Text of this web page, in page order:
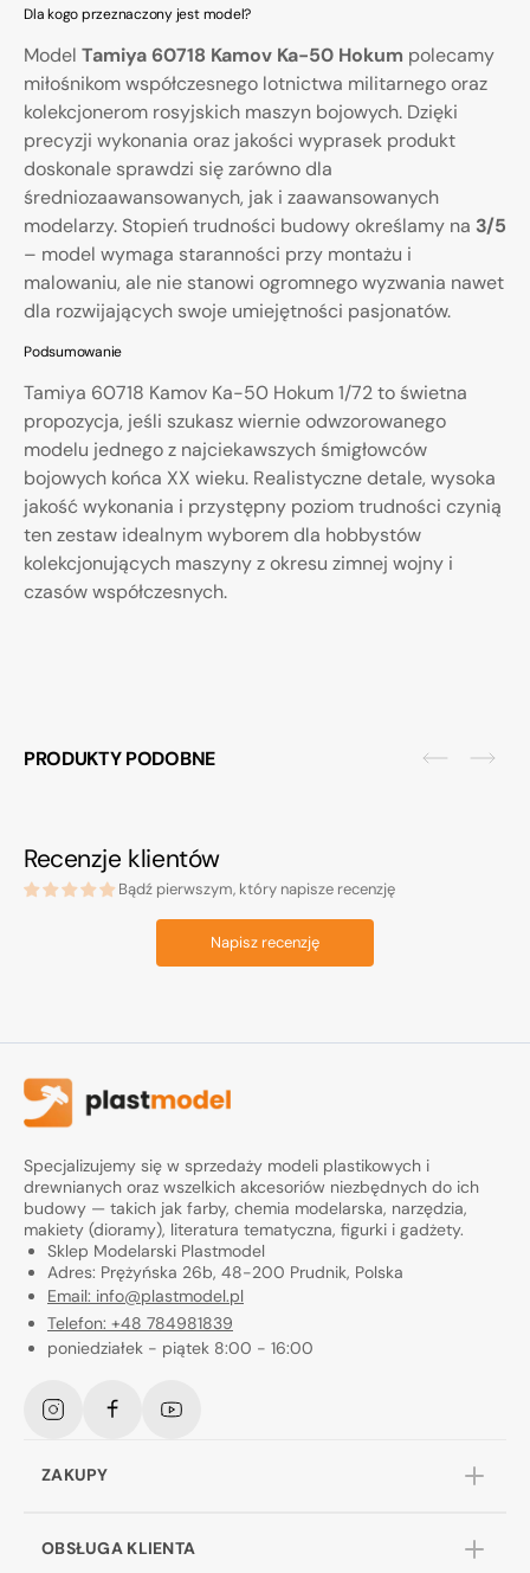
Dla kogo przeznaczony jest model?
Model Tamiya 60718 Kamov Ka-50 Hokum polecamy
miłośnikom współczesnego lotnictwa militarnego oraz
kolekcjonerom rosyjskich maszyn bojowych. Dzięki
precyzji wykonania oraz jakości wyprasek produkt
doskonale sprawdzi się zarówno dla
średniozaawansowanych, jak i zaawansowanych
modelarzy. Stopień trudności budowy określamy na 3/5
– model wymaga staranności przy montażu i
malowaniu, ale nie stanowi ogromnego wyzwania nawet
dla rozwijających swoje umiejętności pasjonatów.
Podsumowanie
Tamiya 60718 Kamov Ka-50 Hokum 1/72 to świetna
propozycja, jeśli szukasz wiernie odwzorowanego
modelu jednego z najciekawszych śmigłowców
bojowych końca XX wieku. Realistyczne detale, wysoka
jakość wykonania i przystępny poziom trudności czynią
ten zestaw idealnym wyborem dla hobbystów
kolekcjonujących maszyny z okresu zimnej wojny i
czasów współczesnych.
PRODUKTY PODOBNE
Recenzje klientów
Bądź pierwszym, który napisze recenzję
Napisz recenzję
Specjalizujemy się w sprzedaży modeli plastikowych i
drewnianych oraz wszelkich akcesoriów niezbędnych do ich
budowy — takich jak farby, chemia modelarska, narzędzia,
makiety (dioramy), literatura tematyczna, figurki i gadżety.
Sklep Modelarski Plastmodel
Adres: Prężyńska 26b, 48-200 Prudnik, Polska
Email: info@plastmodel.pl
Telefon: +48 784981839
poniedziałek - piątek 8:00 - 16:00
InstagramFacebookYouTube
ZAKUPY
OBSŁUGA KLIENTA